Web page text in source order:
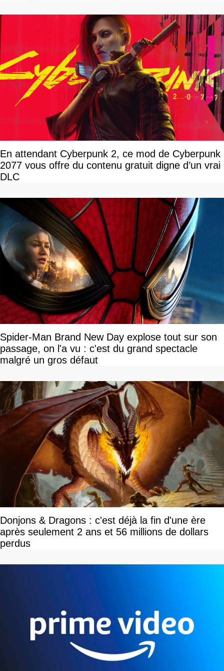
En attendant Cyberpunk 2, ce mod de Cyberpunk
2077 vous offre du contenu gratuit digne d’un vrai
DLC
Spider-Man Brand New Day explose tout sur son
passage, on l'a vu : c'est du grand spectacle
malgré un gros défaut
Donjons & Dragons : c'est déjà la fin d'une ère
après seulement 2 ans et 56 millions de dollars
perdus